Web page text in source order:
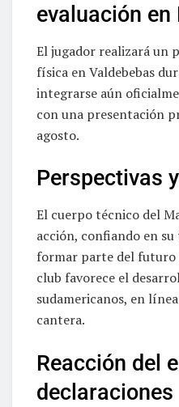
evaluación en
El jugador realizará un
física en Valdebebas
integrarse aún
con una presentación
agosto.
Perspectivas
El cuerpo técnico del
acción, confiando en
formar parte del futuro
club favorece el
sudamericanos, en
cantera.
Reacción del
declaraciones